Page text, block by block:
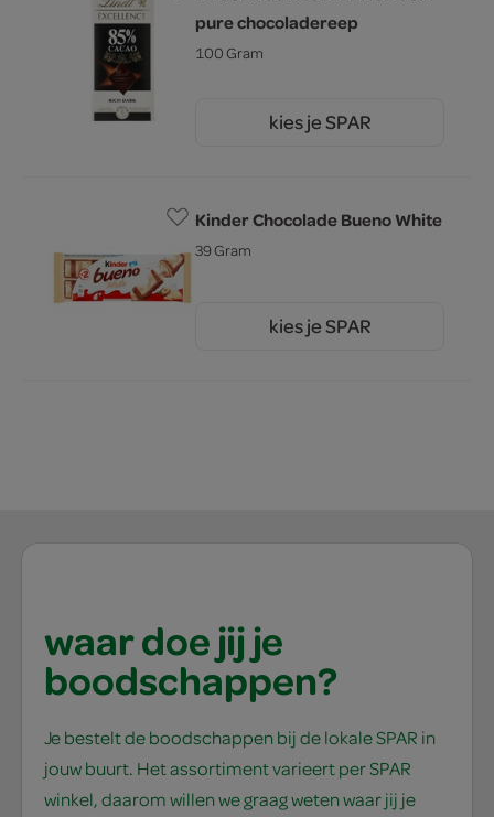
pure chocoladereep
100 Gram
kies je SPAR
Kinder Chocolade Bueno White
39 Gram
kies je SPAR
waar doe jij je
boodschappen?
Je bestelt de boodschappen bij de lokale SPAR in
jouw buurt. Het assortiment varieert per SPAR
winkel, daarom willen we graag weten waar jij je